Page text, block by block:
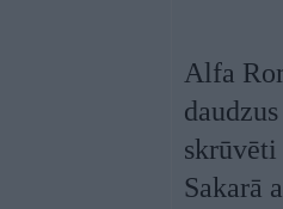
Alfa
Sakarā